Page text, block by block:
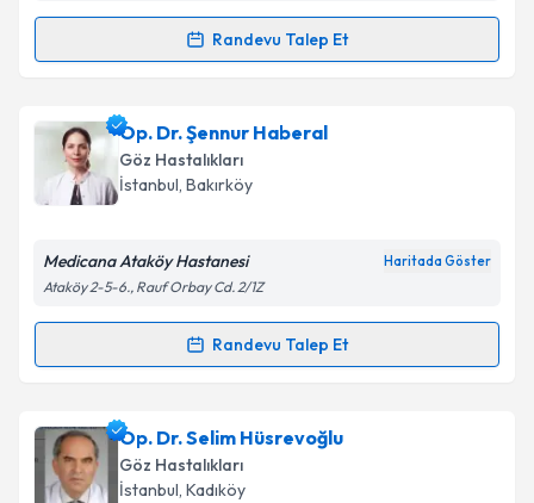
kapsamda işlenmesini kabul ediyorum.
Randevu Talep Et
Randevu Takvimi Talebi
Op. Dr. Mehmet Kayiçin randevu takvimi talebi
oluşturun. Size bu uzmandan randevu almanız için bir
takvim hazırlandığında e-posta ile bilgilendireceğiz.
Kişisel verilerimin işlenmesine ilişkin
Metni'ni okudum ve kişisel verilerimin belirtilen
Takvim Talebini Gönder
Op. Dr. Şennur Haberal
Göz Hastalıkları
İstanbul, Bakırköy
Medicana Ataköy Hastanesi Haritada Göster
Ataköy 2-5-6., Rauf Orbay Cd. 2/1Z
Randevu Talep Et
Randevu Takvimi Talebi
Op. Dr. Şennur Haberaliçin randevu takvimi talebi
oluşturun. Size bu uzmandan randevu almanız için bir
takvim hazırlandığında e-posta ile bilgilendireceğiz.
Op. Dr. Selim Hüsrevoğlu
Göz Hastalıkları
İstanbul, Kadıköy